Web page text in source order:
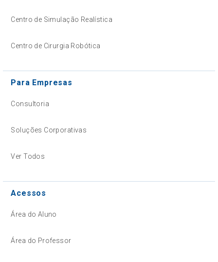
Centro de Simulação Realística
Centro de Cirurgia Robótica
Para Empresas
Consultoria
Soluções Corporativas
Ver Todos
Acessos
Área do Aluno
Área do Professor